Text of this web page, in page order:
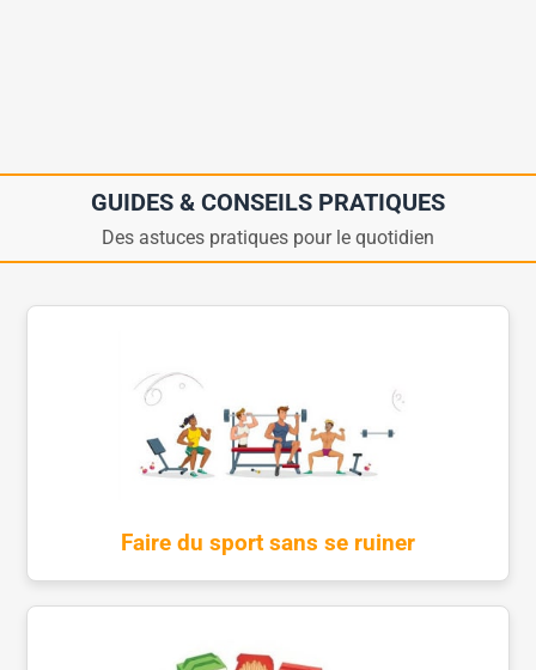
GUIDES & CONSEILS PRATIQUES
Des astuces pratiques pour le quotidien
Faire du sport sans se ruiner